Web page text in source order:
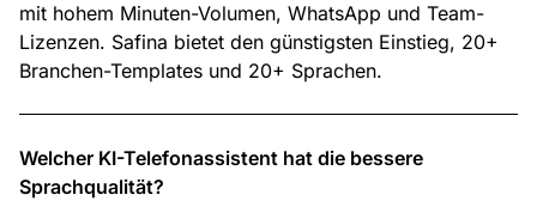
mit hohem Minuten-Volumen, WhatsApp und Team-
Lizenzen. Safina bietet den günstigsten Einstieg, 20+
Branchen-Templates und 20+ Sprachen.
Welcher KI-Telefonassistent hat die bessere
Sprachqualität?